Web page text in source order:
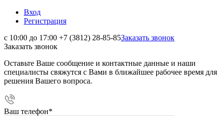
Вход
Регистрация
с 10:00 до 17:00 +7 (3812) 28-85-85Заказать звонок
Заказать звонок
Оставьте Ваше сообщение и контактные данные и наши
специалисты свяжутся с Вами в ближайшее рабочее время для
решения Вашего вопроса.
Ваш телефон*